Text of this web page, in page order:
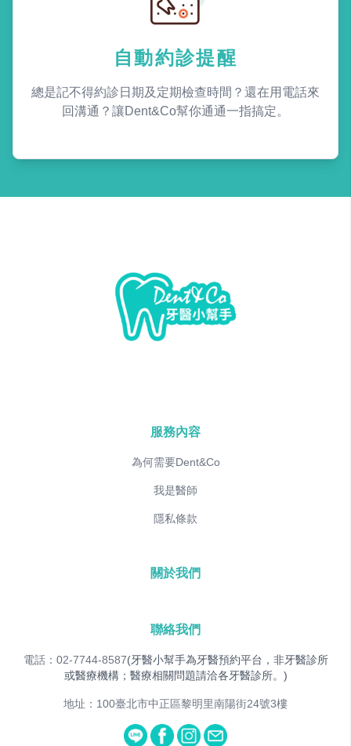
自動約診提醒
總是記不得約診日期及定期檢查時間？還在用電話來
回溝通？讓Dent&Co幫你通通一指搞定。
服務內容
為何需要Dent&Co
我是醫師
隱私條款
關於我們
聯絡我們
電話：02-7744-8587(牙醫小幫手為牙醫預約平台，非牙醫診所
或醫療機構；醫療相關問題請洽各牙醫診所。)
地址：100臺北市中正區黎明里南陽街24號3樓